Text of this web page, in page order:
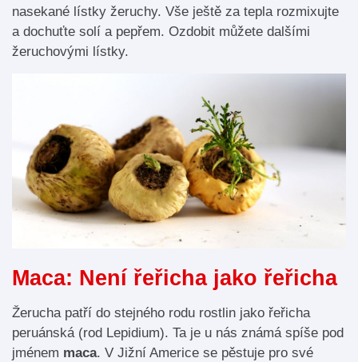
nasekané lístky žeruchy. Vše ještě za tepla rozmixujte
a dochuťte solí a pepřem. Ozdobit můžete dalšími
žeruchovými lístky.
Maca: Není řeřicha jako řeřicha
Žerucha patří do stejného rodu rostlin jako řeřicha
peruánská (rod Lepidium). Ta je u nás známá spíše pod
jménem maca. V Jižní Americe se pěstuje pro své